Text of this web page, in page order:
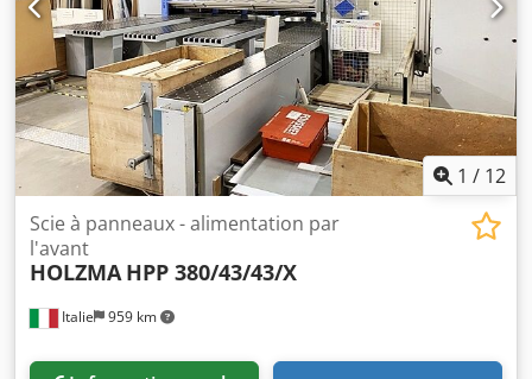
1 / 12
Italie 959 km
Scie à panneaux - alimentation par
l'avant
HOLZMA HPP 380/43/43/X